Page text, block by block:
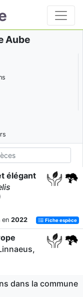
Aube
élégant
en 2022 Fiche espèce
2024 Fiche espèce
dans la commune